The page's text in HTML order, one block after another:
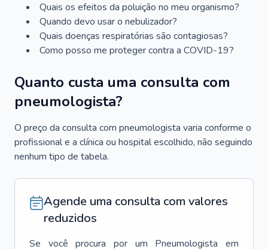
Quais os efeitos da poluição no meu organismo?
Quando devo usar o nebulizador?
Quais doenças respiratórias são contagiosas?
Como posso me proteger contra a COVID-19?
Quanto custa uma consulta com
pneumologista?
O preço da consulta com pneumologista varia conforme o
profissional e a clínica ou hospital escolhido, não seguindo
nenhum tipo de tabela.
Agende uma consulta com valores
reduzidos
Se você procura por um Pneumologista
em